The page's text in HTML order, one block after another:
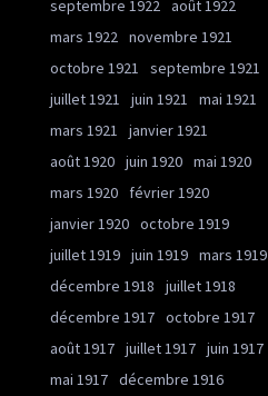
septembre 1922 août 1922
mars 1922 novembre 1921
octobre 1921
septembre 1921
juillet 1921
juin 1921
mai 1921
mars 1921
janvier 1921
août 1920 juin 1920 mai 1920
mars 1920
février 1920
janvier 1920 octobre 1919
juillet 1919 juin 1919 mars 1919
décembre 1918
juillet 1918
décembre 1917 octobre 1917
août 1917 juillet 1917 juin 1917
mai 1917 décembre 1916